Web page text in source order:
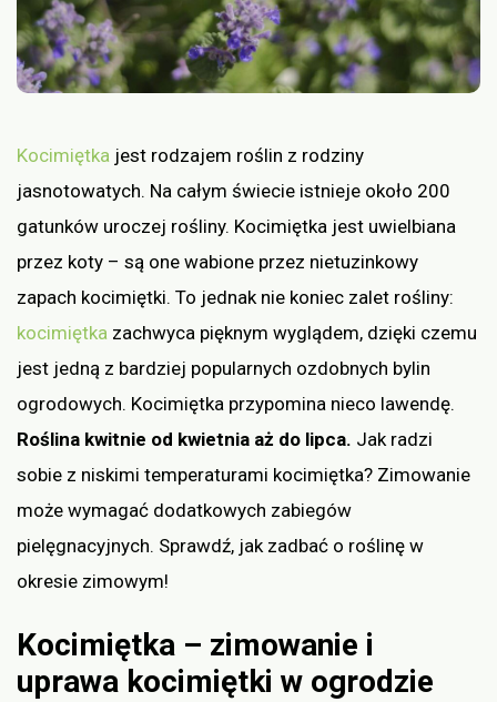
Kocimiętka jest rodzajem roślin z rodziny
jasnotowatych. Na całym świecie istnieje około 200
gatunków uroczej rośliny. Kocimiętka jest uwielbiana
przez koty – są one wabione przez nietuzinkowy
zapach kocimiętki. To jednak nie koniec zalet rośliny:
kocimiętka zachwyca pięknym wyglądem, dzięki czemu
jest jedną z bardziej popularnych ozdobnych bylin
ogrodowych. Kocimiętka przypomina nieco lawendę.
Roślina kwitnie od kwietnia aż do lipca. Jak radzi
sobie z niskimi temperaturami kocimiętka? Zimowanie
może wymagać dodatkowych zabiegów
pielęgnacyjnych. Sprawdź, jak zadbać o roślinę w
okresie zimowym!
Kocimiętka – zimowanie i
uprawa kocimiętki w ogrodzie